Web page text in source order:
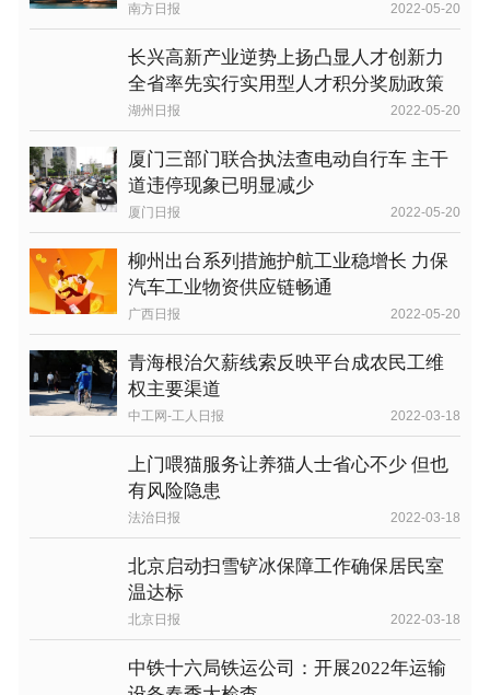
南方日报 2022-05-20
长兴高新产业逆势上扬凸显人才创新力
全省率先实行实用型人才积分奖励政策
湖州日报 2022-05-20
厦门三部门联合执法查电动自行车 主干
道违停现象已明显减少
厦门日报 2022-05-20
柳州出台系列措施护航工业稳增长 力保
汽车工业物资供应链畅通
广西日报 2022-05-20
青海根治欠薪线索反映平台成农民工维
权主要渠道
中工网-工人日报 2022-03-18
上门喂猫服务让养猫人士省心不少 但也
有风险隐患
法治日报 2022-03-18
北京启动扫雪铲冰保障工作确保居民室
温达标
北京日报 2022-03-18
中铁十六局铁运公司：开展2022年运输